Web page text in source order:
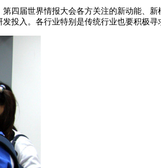
四届世界情报大会各方关注的新动能、
投入。各行业特别是传统行业也要积极寻